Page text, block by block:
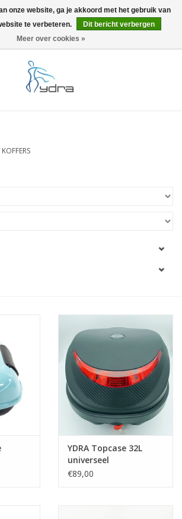
0 Artikelen - €0,00
KOFFERS
YDRA Topcase 32L
universeel
€89,00
onze website, ga je akkoord met het gebruik van
te verbeteren.
Dit bericht verbergen
Meer over cookies »